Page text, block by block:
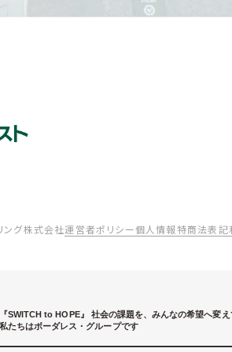
グ株式会社運営者ポリシー個人情報特商法表記
SWITCH to HOPE』
社会の課題を、みんなの希望へ変え
たちはボーダレス・グループです